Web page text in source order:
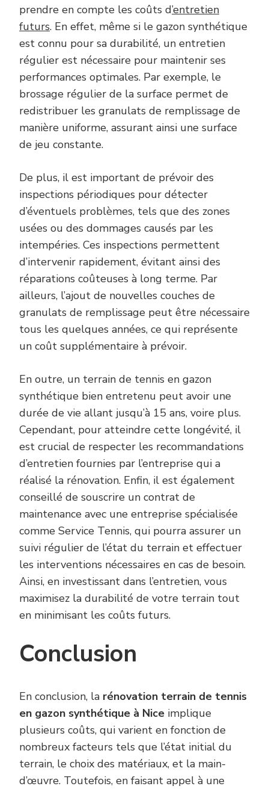
prendre en compte les coûts d’entretien
futurs. En effet, même si le gazon synthétique
est connu pour sa durabilité, un entretien
régulier est nécessaire pour maintenir ses
performances optimales. Par exemple, le
brossage régulier de la surface permet de
redistribuer les granulats de remplissage de
manière uniforme, assurant ainsi une surface
de jeu constante.
De plus, il est important de prévoir des
inspections périodiques pour détecter
d’éventuels problèmes, tels que des zones
usées ou des dommages causés par les
intempéries. Ces inspections permettent
d’intervenir rapidement, évitant ainsi des
réparations coûteuses à long terme. Par
ailleurs, l’ajout de nouvelles couches de
granulats de remplissage peut être nécessaire
tous les quelques années, ce qui représente
un coût supplémentaire à prévoir.
En outre, un terrain de tennis en gazon
synthétique bien entretenu peut avoir une
durée de vie allant jusqu’à 15 ans, voire plus.
Cependant, pour atteindre cette longévité, il
est crucial de respecter les recommandations
d’entretien fournies par l’entreprise qui a
réalisé la rénovation. Enfin, il est également
conseillé de souscrire un contrat de
maintenance avec une entreprise spécialisée
comme Service Tennis, qui pourra assurer un
suivi régulier de l’état du terrain et effectuer
les interventions nécessaires en cas de besoin.
Ainsi, en investissant dans l’entretien, vous
maximisez la durabilité de votre terrain tout
en minimisant les coûts futurs.
Conclusion
En conclusion, la rénovation terrain de tennis
en gazon synthétique à Nice implique
plusieurs coûts, qui varient en fonction de
nombreux facteurs tels que l’état initial du
terrain, le choix des matériaux, et la main-
d’œuvre. Toutefois, en faisant appel à une